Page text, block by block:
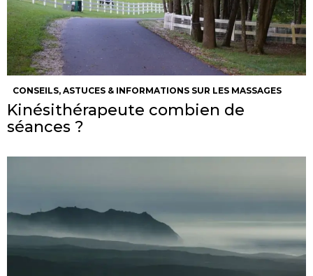
CONSEILS, ASTUCES & INFORMATIONS SUR LES MASSAGES
Kinésithérapeute combien de
séances ?